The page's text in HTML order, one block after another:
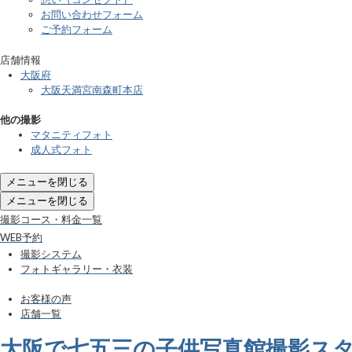
お問い合わせフォーム
ご予約フォーム
店舗情報
大阪府
大阪天満宮南森町本店
他の撮影
マタニティフォト
成人式フォト
メニューを閉じる
メニューを閉じる
撮影コース・料金一覧
WEB予約
撮影システム
フォトギャラリー・衣装
お客様の声
店舗一覧